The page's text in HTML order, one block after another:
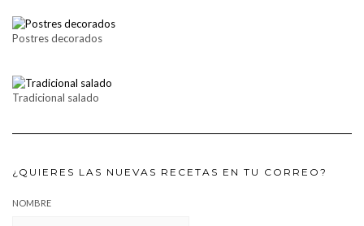
Postres decorados
Tradicional salado
¿QUIERES LAS NUEVAS RECETAS EN TU CORREO?
NOMBRE